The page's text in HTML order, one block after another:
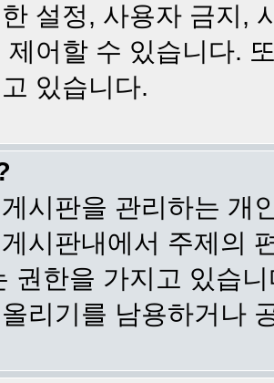
설정, 사용자 금지,
제어할 수 있습니다.
있습니다.
시판을 관리하는 개
시판내에서 주제의
권한을 가지고 있습
리기를 남용하거나